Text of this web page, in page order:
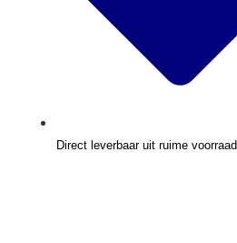
Direct leverbaar uit ruime voorraad